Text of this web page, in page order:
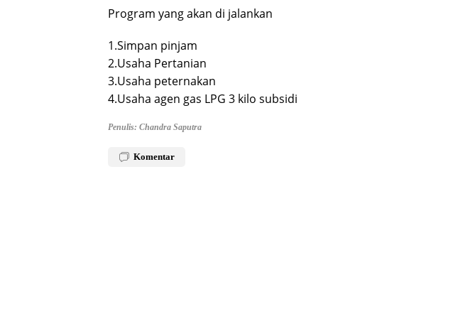
Program yang akan di jalankan
1.Simpan pinjam
2.Usaha Pertanian
3.Usaha peternakan
4.Usaha agen gas LPG 3 kilo subsidi
Penulis: Chandra Saputra
Komentar